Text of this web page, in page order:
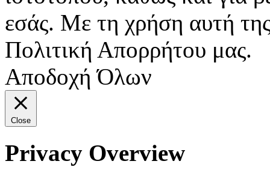
εσάς. Με τη χρήση αυτή
Πολιτική Απορρήτου μας.
Αποδοχή Όλων
Close
Privacy Overview